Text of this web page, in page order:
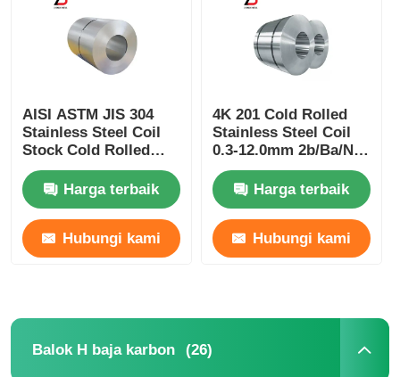
AISI ASTM JIS 304
Stainless Steel Coil
Stock Cold Rolled
Untuk Dekorasi
Harga terbaik
Hubungi kami
4K 201 Cold Rolled
Stainless Steel Coil
0.3-12.0mm 2b/Ba/No.
1/No. 4
Harga terbaik
Hubungi kami
Balok H baja karbon (26)